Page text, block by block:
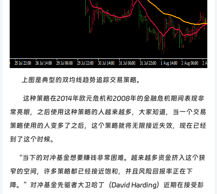
上图是典型的双均线趋势追踪交易策略。
这种策略在2014年欧元危机和2008年的金融危机期间表现非
常亮眼，之后使用这种策略的人越来越多，大家知道，当一个交易
策略使用的人变多了之后，这个策略就将无限接近失效，现在已经
到了这个时候。
“当下的对冲基金想要赚钱非常困难。越来越多资金挤入这个狭
窄的空间，许多策略都已经接近饱和，并且风险回报率正在下
降。”对冲基金先驱者大卫哈丁（David Harding）近期在接受彭